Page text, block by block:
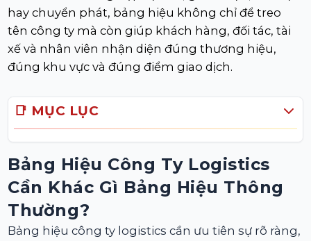
hay chuyển phát, bảng hiệu không chỉ để treo
tên công ty mà còn giúp khách hàng, đối tác, tài
xế và nhân viên nhận diện đúng thương hiệu,
đúng khu vực và đúng điểm giao dịch.
📑 MỤC LỤC
Bảng Hiệu Công Ty Logistics
Cần Khác Gì Bảng Hiệu Thông
Thường?
Bảng hiệu công ty logistics cần ưu tiên sự rõ ràng,